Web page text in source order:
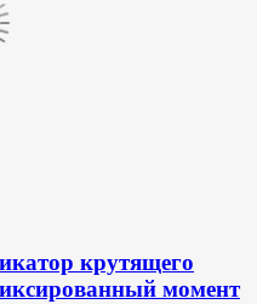
крутящего
момент